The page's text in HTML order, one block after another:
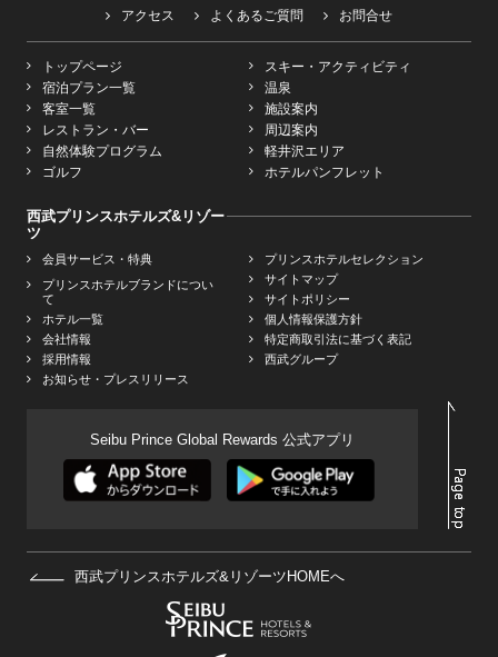
アクセス よくあるご質問 お問合せ
トップページ
宿泊プラン一覧
客室一覧
レストラン・バー
自然体験プログラム
ゴルフ
スキー・アクティビティ
温泉
施設案内
周辺案内
軽井沢エリア
ホテルパンフレット
西武プリンスホテルズ&リゾー
ツ
会員サービス・特典
プリンスホテルブランドについ
て
ホテル一覧
会社情報
採用情報
お知らせ・プレスリリース
プリンスホテルセレクション
サイトマップ
サイトポリシー
個人情報保護方針
特定商取引法に基づく表記
西武グループ
Seibu Prince Global Rewards 公式アプリ
西武プリンスホテルズ&リゾーツHOMEへ